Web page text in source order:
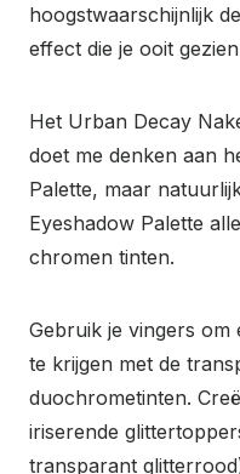
hoogstwaarschijnlijk
effect die je ooit
Het Urban Decay
doet me denken aan
Palette, maar
Eyeshadow Palette
chromen tinten.
Gebruik je vingers om
te krijgen met de
duochrometinten.
iriserende
transparant